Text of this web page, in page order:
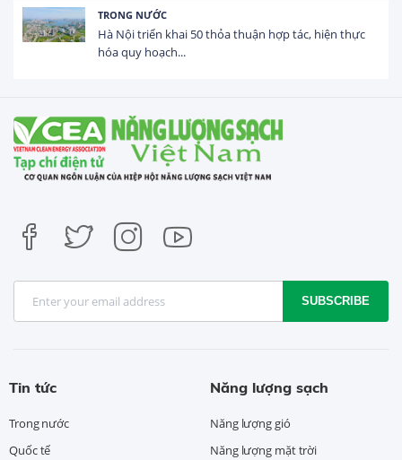
HOẠT ĐỘNG ĐẦU TƯ
Tổng vốn FDI đăng ký vào Việt Nam đạt gần 25 tỷ
USD trong 5 tháng...
SUBSCRIBE
Tin tức
Trong nước
Quốc tế
Năng lượng sạch
Năng lượng gió
Năng lượng mặt trời